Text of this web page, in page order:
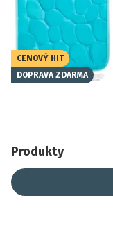
CENOVÝ HIT
DOPRAVA ZDARMA
Produkty